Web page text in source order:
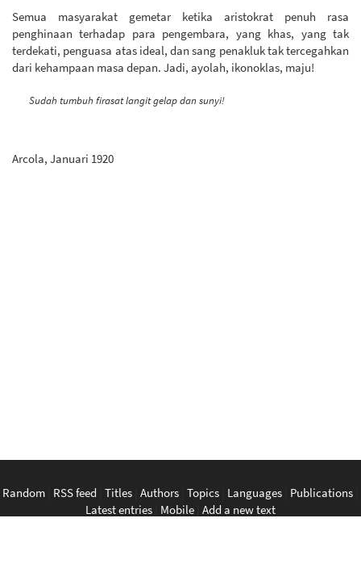
Semua masyarakat gemetar ketika aristokrat penuh rasa
penghinaan terhadap para pengembara, yang khas, yang tak
terdekati, penguasa atas ideal, dan sang penakluk tak tercegahkan
dari kehampaan masa depan. Jadi, ayolah, ikonoklas, maju!
Sudah tumbuh firasat langit gelap dan sunyi!
Arcola, Januari 1920
Random RSS feed Titles Authors Topics Languages Publications
Latest entries Mobile Add a new text